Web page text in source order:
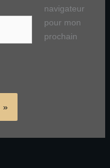
navigateur
pour mon
prochain